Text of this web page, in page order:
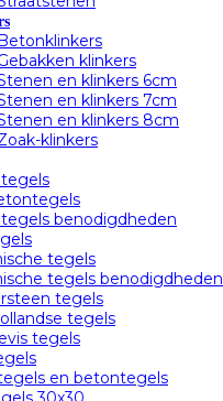
klinkers
en klinkers 6cm
en klinkers 7cm
en klinkers 8cm
klinkers
benodigdheden
tegels
tegels benodigdheden
tegels
tegels
tegels
en betontegels